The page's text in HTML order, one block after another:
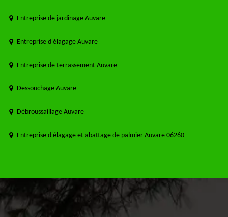
Entreprise de jardinage Auvare
Entreprise d'élagage Auvare
Entreprise de terrassement Auvare
Dessouchage Auvare
Débroussaillage Auvare
Entreprise d'élagage et abattage de palmier Auvare 06260